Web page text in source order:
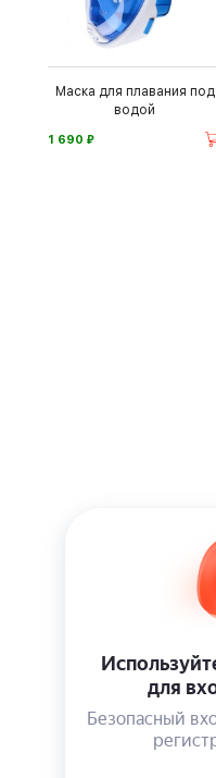
Маска для плавания под
водой
1 690 ⃏